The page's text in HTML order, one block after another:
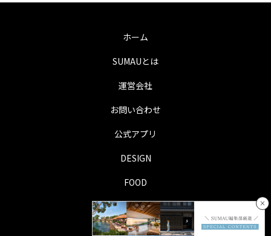
×
ホーム
SUMAUとは
運営会社
お問い合わせ
公式アプリ
DESIGN
FOOD
LIFE
TRIP